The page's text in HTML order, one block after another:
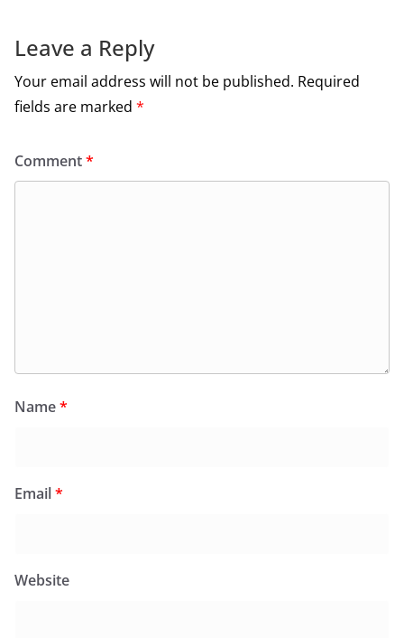
o
k
Leave a Reply
Your email address will not be published. Required
fields are marked *
Comment*
Name*
Email*
Website